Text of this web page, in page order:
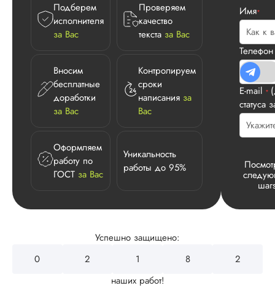
Подберем
исполнителя
за Вас
Проверяем
качество
текста за Вас
Вносим
бесплатные
доработки
за Вас
Контролируем
сроки
написания за
Вас
Оформляем
работу по
ГОСТ за Вас
Уникальность
работы до 95%
Имя*
E-mail *
статуса
Успешно защищено:
2
3
4
2
0
наших работ!